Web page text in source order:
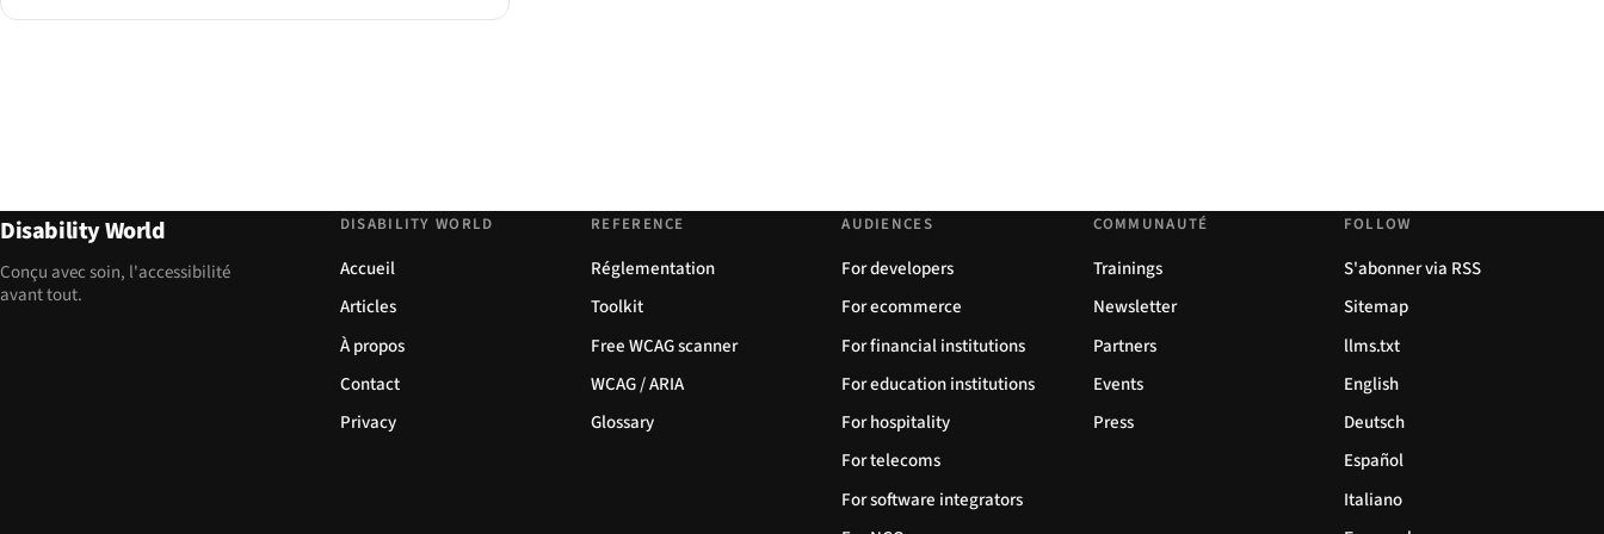
Disability World
Conçu avec soin, l'accessibilité
avant tout.
DISABILITY WORLD
Accueil
Articles
À propos
Contact
Privacy
REFERENCE
Réglementation
Toolkit
Free WCAG scanner
WCAG / ARIA
Glossary
AUDIENCES
For developers
For ecommerce
For financial institutions
For education institutions
For hospitality
For telecoms
For software integrators
COMMUNAUTÉ
Trainings
Newsletter
Partners
Events
Press
FOLLOW
S'abonner via RSS
Sitemap
llms.txt
English
Deutsch
Español
Italiano